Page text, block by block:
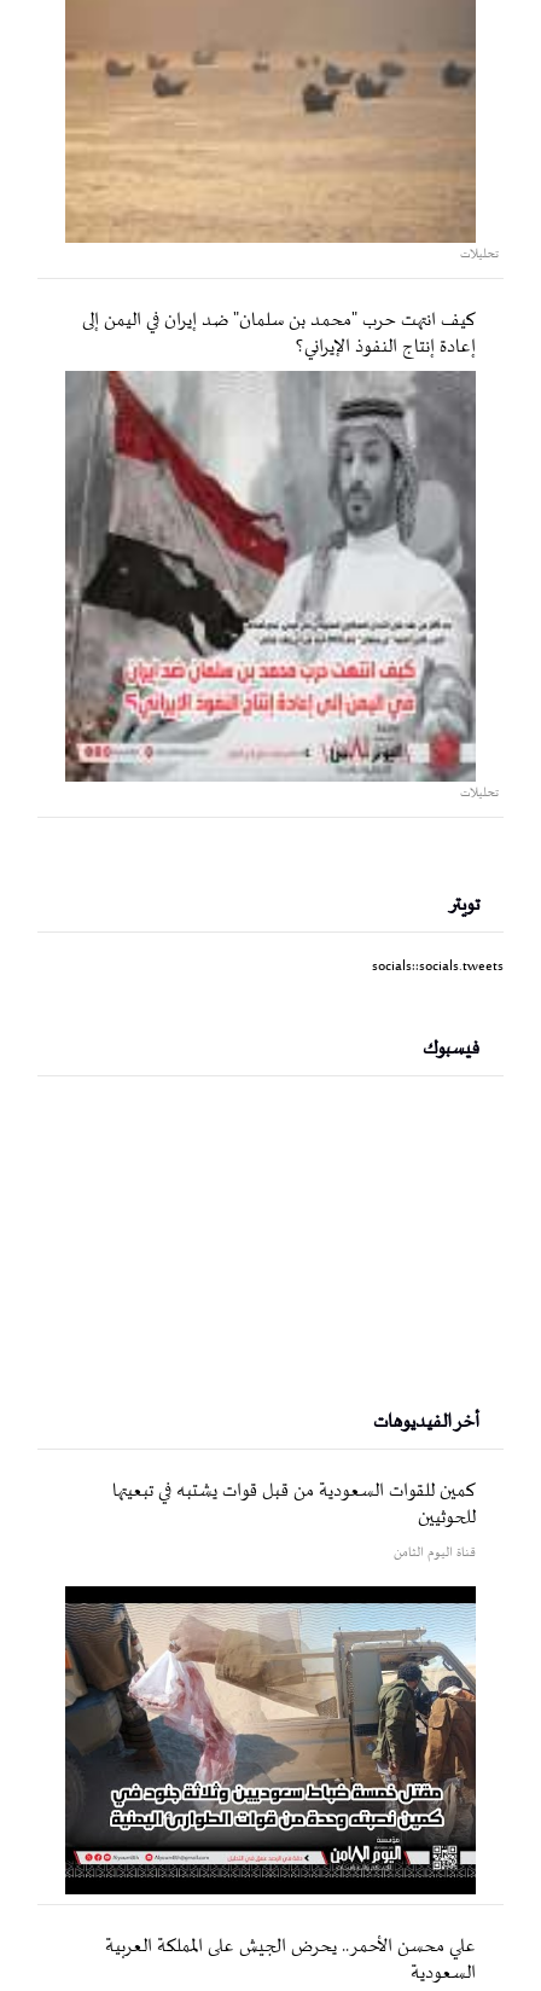
تحليلات
كيف انتهت حرب "محمد بن سلمان" ضد إيران في اليمن إلى
إعادة إنتاج النفوذ الإيراني؟
تحليلات
تويتر
socials::socials.tweets
فيسبوك
أخر الفيديوهات
كمين للقوات السعودية من قبل قوات يشتبه في تبعيتها
للحوثيين
قناة اليوم الثامن
علي محسن الأحمر.. يحرض الجيش على المملكة العربية
السعودية